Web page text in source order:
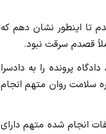
تا اینطور نشان دهم که
قصدم سرقت نبود.
پرونده را به دادسرا
سلامت روان متهم انجام
انجام شده متهم دارای